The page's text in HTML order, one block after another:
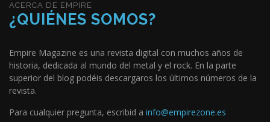
ACERCA DE EMPIRE
¿QUIÉNES SOMOS?
Empire Magazine es una revista digital con muchos años de
historia, dedicada al mundo del metal y el rock. En la parte
superior del blog podéis descargaros los últimos números de la
revista.
Para cualquier pregunta, escribid a info@empirezone.es